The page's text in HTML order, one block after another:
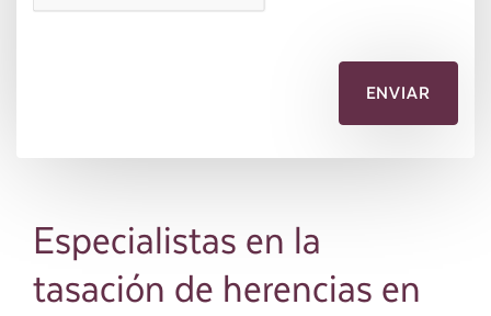
Especialistas en la
tasación de herencias en